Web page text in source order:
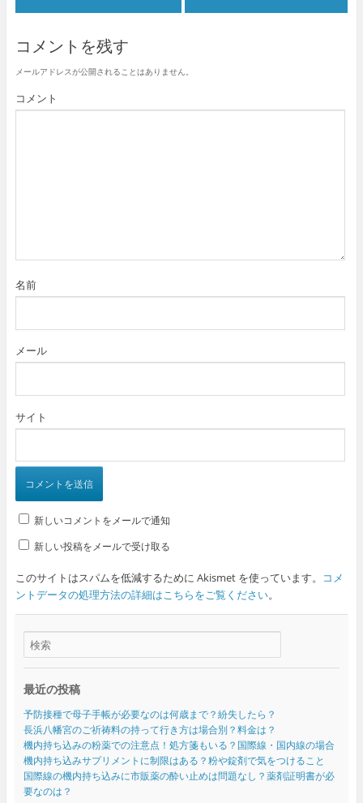
コメントを残す
メールアドレスが公開されることはありません。
コメント
名前
メール
サイト
新しいコメントをメールで通知
新しい投稿をメールで受け取る
このサイトはスパムを低減するために Akismet を使っています。
コメ
ントデータの処理方法の詳細はこちらをご覧ください。
最近の投稿
予防接種で母子手帳が必要なのは何歳まで？紛失したら？
長浜八幡宮のご祈祷料の持って行き方は場合別？料金は？
機内持ち込みの粉薬での注意点！処方箋もいる？国際線・国内線の場合
機内持ち込みサプリメントに制限はある？粉や錠剤で気をつけること
国際線の機内持ち込みに市販薬の酔い止めは問題なし？薬剤証明書が必
要なのは？